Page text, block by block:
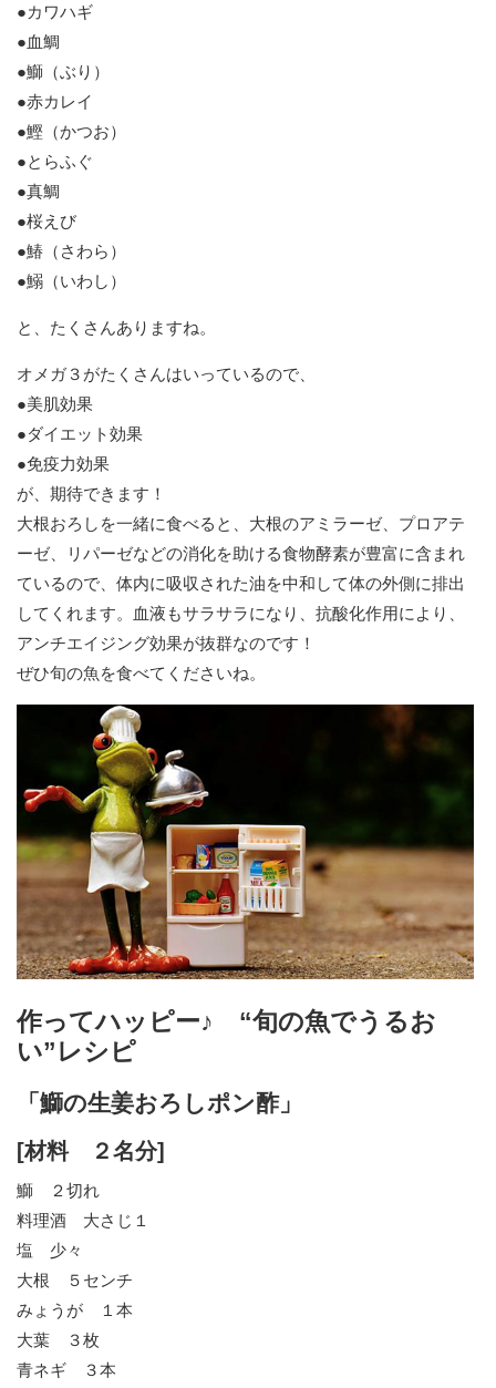
●カワハギ
●血鯛
●鰤（ぶり）
●赤カレイ
●鰹（かつお）
●とらふぐ
●真鯛
●桜えび
●鰆（さわら）
●鰯（いわし）
と、たくさんありますね。
オメガ３がたくさんはいっているので、
●美肌効果
●ダイエット効果
●免疫力効果
が、期待できます！
大根おろしを一緒に食べると、大根のアミラーゼ、プロアテ
ーゼ、リパーゼなどの消化を助ける食物酵素が豊富に含まれ
ているので、体内に吸収された油を中和して体の外側に排出
してくれます。血液もサラサラになり、抗酸化作用により、
アンチエイジング効果が抜群なのです！
ぜひ旬の魚を食べてくださいね。
作ってハッピー♪ “旬の魚でうるお
い”レシピ
「鰤の生姜おろしポン酢」
[材料 ２名分]
鰤 ２切れ
料理酒 大さじ１
塩 少々
大根 ５センチ
みょうが １本
大葉 ３枚
青ネギ ３本